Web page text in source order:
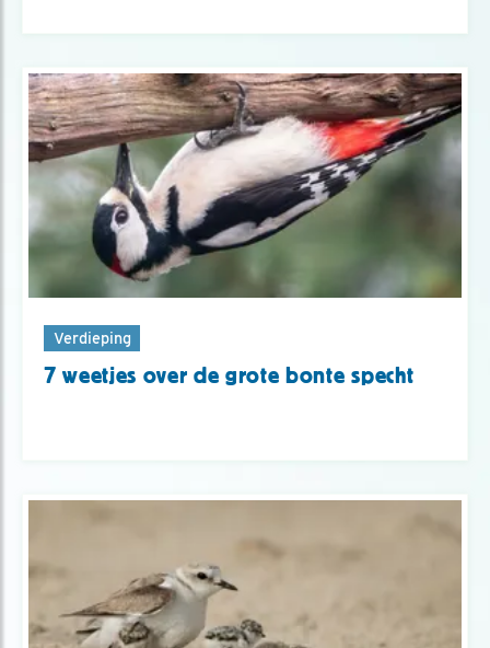
Verdieping
7 weetjes over de grote bonte specht